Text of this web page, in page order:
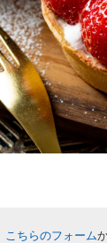
こちらのフォーム